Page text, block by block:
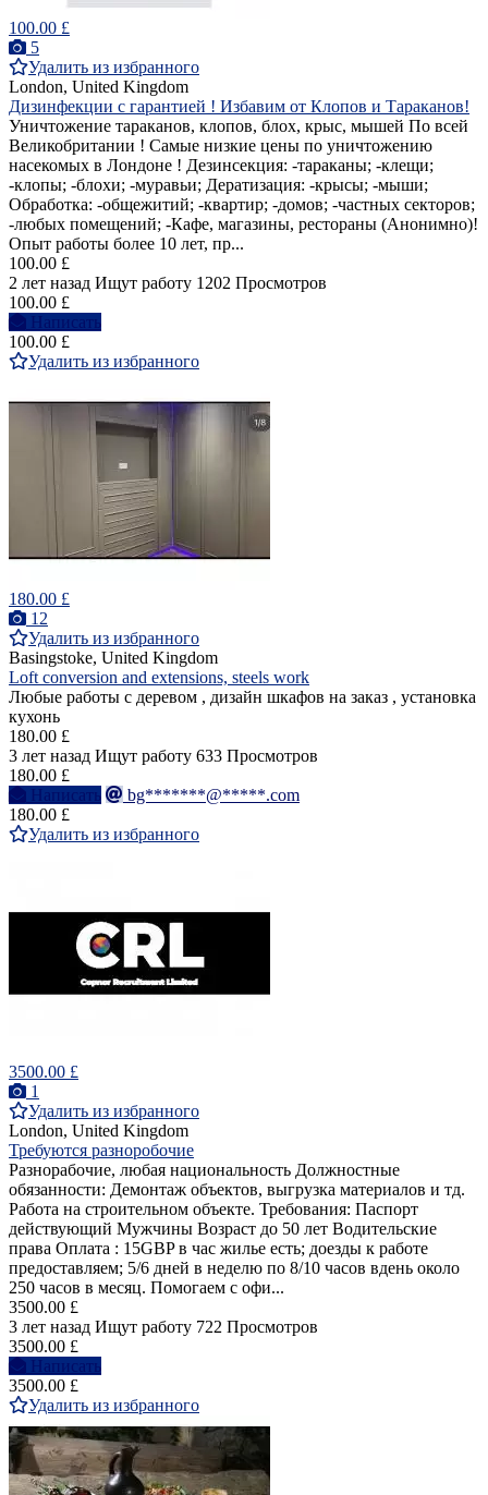
100.00 £
5
Удалить из избранного
London, United Kingdom
Дизинфекции с гарантией ! Избавим от Клопов и Тараканов!
Уничтожение тараканов, клопов, блох, крыс, мышей По всей
Великобритании ! Самые низкие цены по уничтожению
насекомых в Лондоне ! Дезинсекция: -тараканы; -клещи;
-клопы; -блохи; -муравьи; Дератизация: -крысы; -мыши;
Обработка: -общежитий; -квартир; -домов; -частных секторов;
-любых помещений; -Кафе, магазины, рестораны (Анонимно)!
Опыт работы более 10 лет, пр...
100.00 £
2 лет назад Ищут работу 1202 Просмотров
100.00 £
Написать
100.00 £
Удалить из избранного
180.00 £
12
Удалить из избранного
Basingstoke, United Kingdom
Loft conversion and extensions, steels work
Любые работы с деревом , дизайн шкафов на заказ , установка
кухонь
180.00 £
3 лет назад Ищут работу 633 Просмотров
180.00 £
Написать
bg*******@*****.com
180.00 £
Удалить из избранного
3500.00 £
1
Удалить из избранного
London, United Kingdom
Требуются разноробочие
Разнорабочие, любая национальность Должностные
обязанности: Демонтаж объектов, выгрузка материалов и тд.
Работа на строительном объекте. Требования: Паспорт
действующий Мужчины Возраст до 50 лет Водительские
права Оплата : ️15GBP в час ️жилье есть; ️доезды к работе
предоставляем; ️5/6 дней в неделю по 8/10 часов вдень ️около
250 часов в месяц. Помогаем с офи...
3500.00 £
3 лет назад Ищут работу 722 Просмотров
3500.00 £
Написать
3500.00 £
Удалить из избранного